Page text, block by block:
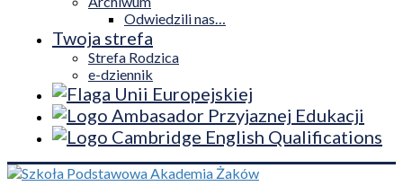
Odwiedzili nas…
Twoja strefa
Strefa Rodzica
e-dziennik